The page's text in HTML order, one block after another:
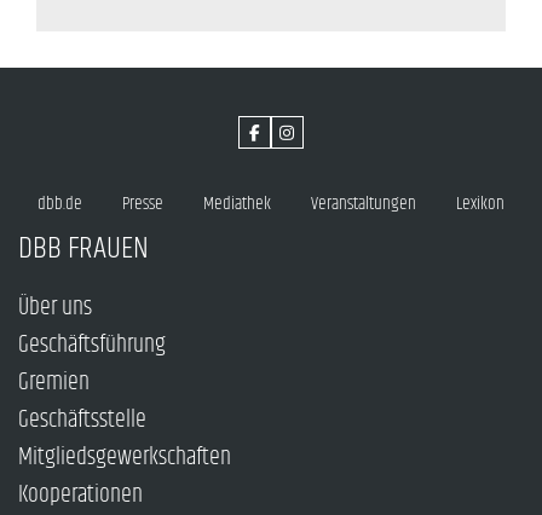
dbb.de Presse Mediathek Veranstaltungen Lexikon
DBB FRAUEN
Über uns
Geschäftsführung
Gremien
Geschäftsstelle
Mitgliedsgewerkschaften
Kooperationen